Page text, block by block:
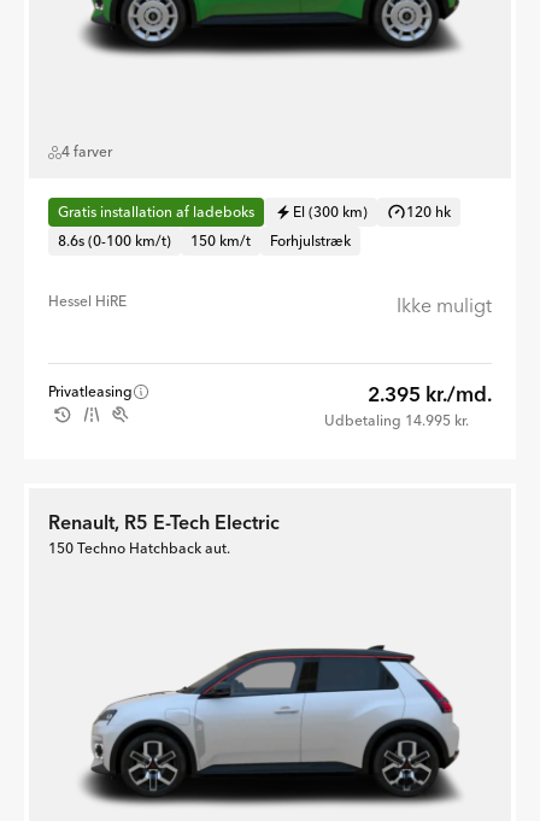
4 farver
Gratis installation af ladeboks El (300 km)
120 hk
8.6s (0-100 km/t)
150 km/t Forhjulstræk
Hessel HiRE Ikke muligt
Privatleasing 2.395 kr./md.
Udbetaling 14.995 kr.
Renault, R5 E-Tech Electric
150 Techno Hatchback aut.